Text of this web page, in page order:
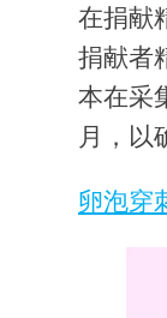
在捐献
捐献者
本在采
月，以
卵泡穿